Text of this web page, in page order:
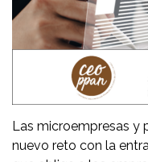
Las microempresas y
nuevo reto con la